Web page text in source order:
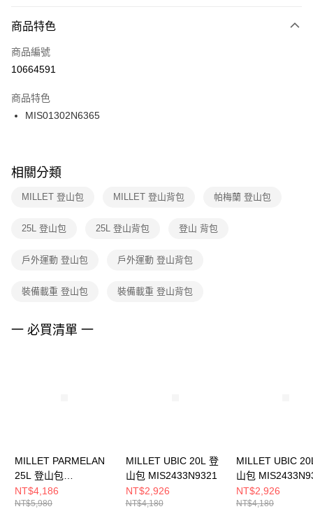
３．安心：先確認商品／服務後，再付款。
【「AFTEE先享後付」結帳流程】
１．於結帳方式選擇「AFTEE先享後付」後，將跳轉至「AFTEE先享後付」
２．訂單成立數日內，您將收到繳費通知簡訊。
３．收到繳費通知簡訊後14天內，點擊此簡訊中的連結，可透過四大超商／
ATM／網路銀行／等多元方式進行付款，方視為交易完成。
※ 交易是否成功請以「AFTEE先享後付 」之結帳頁面顯示為準，若有關於
是否繳費成功／繳費後需取消欲退款等相關疑問，請聯繫「AFTEE先享後付
客戶支援中心」https://netprotections.freshdesk.com/support/home
１．透過由恩沛科技股份有限公司提供之「AFTEE先享後付」服務完成之交
權轉讓予恩沛科技股份有限公司。
３．未成年的使用者請事先徵得法定代理人或監護人之同意方可使用
４．使用「AFTEE先享後付」時，將依據個別帳號之用戶狀況，依本公司即
每筆NT$100，滿NT$1,500(含以上)免運費
宅配
每筆NT$100，滿NT$1,500(含以上)免運費
付款後門市自取
每筆NT$100，滿NT$1,500(含以上)免運費
商品特色
商品編號
10664591
商品特色
MIS01302N6365
相關分類
MILLET 登山包 MILLET 登山背包 帕梅蘭 登山包
25L 登山包 25L 登山背包 登山 背包
戶外運動 登山包 戶外運動 登山背包
裝備載重 登山包 裝備載重 登山背包
一 必買清單 一
MILLET PARMELAN
25L 登山包
MIS01302N0003
NT$4,186
NT$5,980
MILLET UBIC 20L 登
山包 MIS2433N9321
NT$2,926
NT$4,180
MILLET UBIC
山包
NT$2,926
NT$4,180